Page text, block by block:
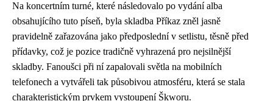
Na koncertním turné, které následovalo po vydání alba
obsahujícího tuto píseň, byla skladba Příkaz zněl jasně
pravidelně zařazována jako předposlední v setlistu, těsně před
přídavky, což je pozice tradičně vyhrazená pro nejsilnější
skladby. Fanoušci při ní zapalovali světla na mobilních
telefonech a vytvářeli tak působivou atmosféru, která se stala
charakteristickým prvkem vystoupení Škworu.